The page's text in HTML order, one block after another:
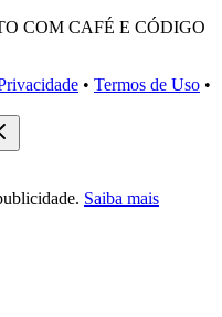
COM CAFÉ E CÓDIGO
• Termos de Uso •
Saiba mais